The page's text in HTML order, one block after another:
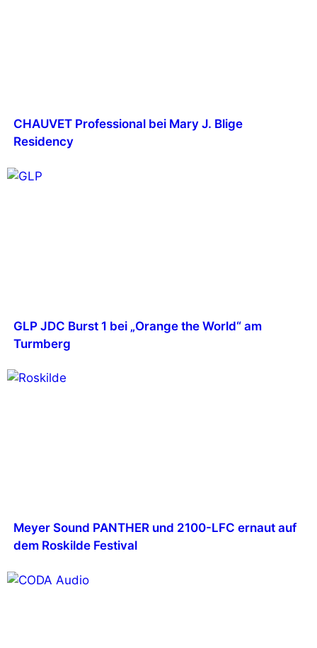
CHAUVET Professional bei Mary J. Blige
Residency
GLP JDC Burst 1 bei „Orange the World“ am
Turmberg
Meyer Sound PANTHER und 2100-LFC ernaut auf
dem Roskilde Festival